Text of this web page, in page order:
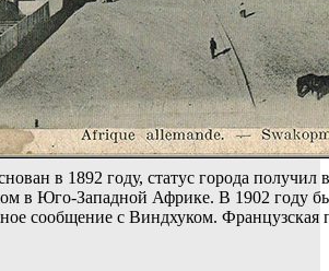
в 1892 году, статус города получил
в Юго-Западной Африке. В 1902 году
сообщение с Виндхуком. Французская